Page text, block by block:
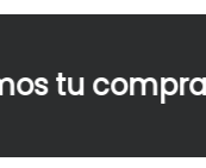
compra y